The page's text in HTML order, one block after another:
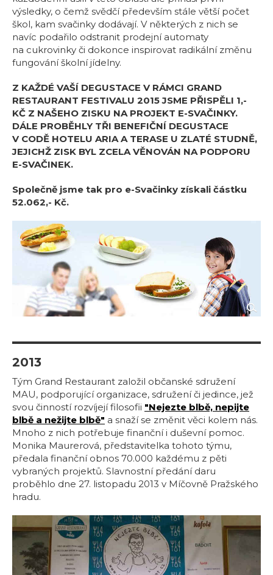
výsledky, o čemž svědčí především stále větší počet
škol, kam svačinky dodávají. V některých z nich se
navíc podařilo odstranit prodejní automaty
na cukrovinky či dokonce inspirovat radikální změnu
fungování školní jídelny.
Z KAŽDÉ VAŠÍ DEGUSTACE V RÁMCI GRAND
RESTAURANT FESTIVALU 2015 JSME PŘISPĚLI 1,-
KČ Z NAŠEHO ZISKU NA PROJEKT E-SVAČINKY.
DÁLE PROBĚHLY TŘI BENEFIČNÍ DEGUSTACE
V CODĚ HOTELU ARIA A TERASE U ZLATÉ STUDNĚ,
JEJICHŽ ZISK BYL ZCELA VĚNOVÁN NA PODPORU
E-SVAČINEK.
Společně jsme tak pro e-Svačinky získali částku
52.062,- Kč.
2013
Tým Grand Restaurant založil občanské sdružení
MAU, podporující organizace, sdružení či jedince, jež
svou činností rozvíjejí filosofii "Nejezte blbě, nepijte
blbě a nežijte blbě" a snaží se změnit věci kolem nás.
Mnoho z nich potřebuje finanční i duševní pomoc.
Monika Maurerová, představitelka tohoto týmu,
předala finanční obnos 70.000 každému z pěti
vybraných projektů. Slavnostní předání daru
proběhlo dne 27. listopadu 2013 v Míčovně Pražského
hradu.